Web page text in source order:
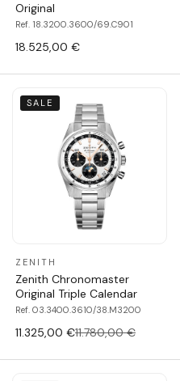
Original
Ref. 18.3200.3600/69.C901
18.525,00 €
SALE
ZENITH
Zenith Chronomaster
Original Triple Calendar
Ref. 03.3400.3610/38.M3200
11.325,00 €11.780,00 €